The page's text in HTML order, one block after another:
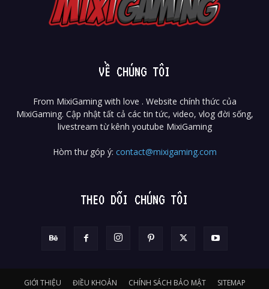
VỀ CHÚNG TÔI
From MixiGaming with love . Website chính thức của
MixiGaming. Cập nhật tất cả các tin tức, video, vlog đời sống,
livestream từ kênh youtube MixiGaming
Hòm thư góp ý: contact@mixigaming.com
THEO DÕI CHÚNG TÔI
GIỚI THIỆU ĐIỀU KHOẢN CHÍNH SÁCH BẢO MẬT SITEMAP